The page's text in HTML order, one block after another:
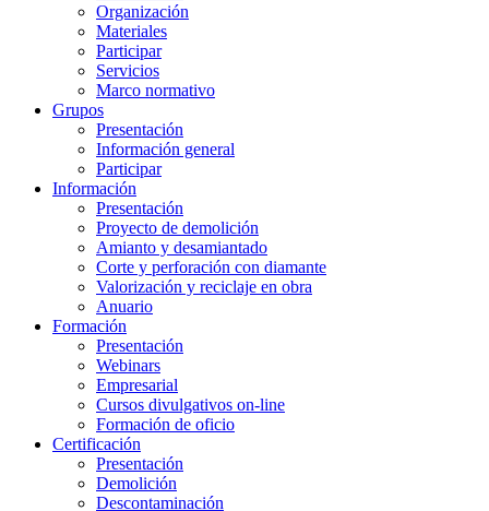
Organización
Materiales
Participar
Servicios
Marco normativo
Grupos
Presentación
Información general
Participar
Información
Presentación
Proyecto de demolición
Amianto y desamiantado
Corte y perforación con diamante
Valorización y reciclaje en obra
Anuario
Formación
Presentación
Webinars
Empresarial
Cursos divulgativos on-line
Formación de oficio
Certificación
Presentación
Demolición
Descontaminación